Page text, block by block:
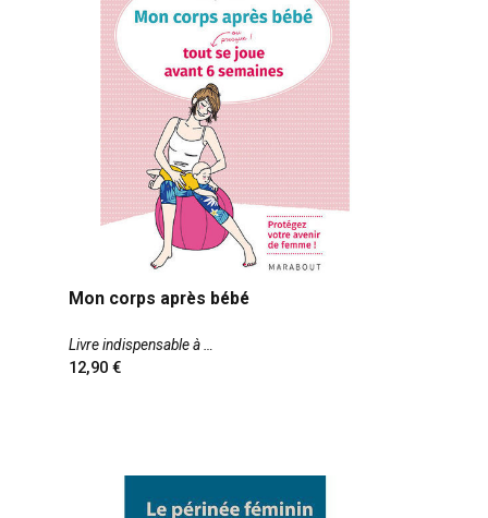
Mon corps après bébé
Livre indispensable à
12,90